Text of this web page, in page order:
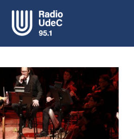
UdeC en vivo
Somos
Podcast
Noticias